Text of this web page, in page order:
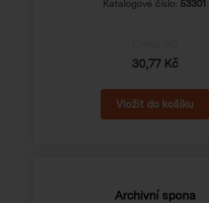
Katalogové číslo: 53301
30,77 Kč
Archivní spona